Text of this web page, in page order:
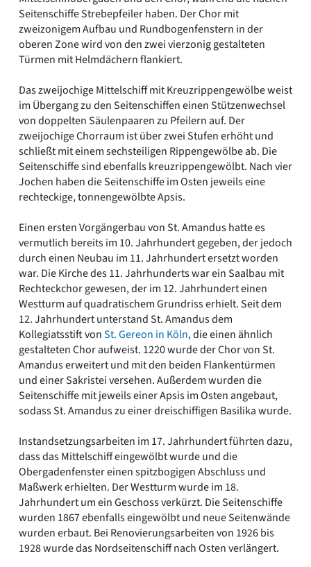
Seitenschiffe Strebepfeiler haben. Der Chor mit
zweizonigem Aufbau und Rundbogenfenstern in der
oberen Zone wird von den zwei vierzonig gestalteten
Türmen mit Helmdächern flankiert.
Das zweijochige Mittelschiff mit Kreuzrippengewölbe weist
im Übergang zu den Seitenschiffen einen Stützenwechsel
von doppelten Säulenpaaren zu Pfeilern auf. Der
zweijochige Chorraum ist über zwei Stufen erhöht und
schließt mit einem sechsteiligen Rippengewölbe ab. Die
Seitenschiffe sind ebenfalls kreuzrippengewölbt. Nach vier
Jochen haben die Seitenschiffe im Osten jeweils eine
rechteckige, tonnengewölbte Apsis.
Einen ersten Vorgängerbau von St. Amandus hatte es
vermutlich bereits im 10. Jahrhundert gegeben, der jedoch
durch einen Neubau im 11. Jahrhundert ersetzt worden
war. Die Kirche des 11. Jahrhunderts war ein Saalbau mit
Rechteckchor gewesen, der im 12. Jahrhundert einen
Westturm auf quadratischem Grundriss erhielt. Seit dem
12. Jahrhundert unterstand St. Amandus dem
Kollegiatsstift vonSt. Gereon in Köln, die einen ähnlich
gestalteten Chor aufweist. 1220 wurde der Chor von St.
Amandus erweitert und mit den beiden Flankentürmen
und einer Sakristei versehen. Außerdem wurden die
Seitenschiffe mit jeweils einer Apsis im Osten angebaut,
sodass St. Amandus zu einer dreischiffigen Basilika wurde.
Instandsetzungsarbeiten im 17. Jahrhundert führten dazu,
dass das Mittelschiff eingewölbt wurde und die
Obergadenfenster einen spitzbogigen Abschluss und
Maßwerk erhielten. Der Westturm wurde im 18.
Jahrhundert um ein Geschoss verkürzt. Die Seitenschiffe
wurden 1867 ebenfalls eingewölbt und neue Seitenwände
wurden erbaut. Bei Renovierungsarbeiten von 1926 bis
1928 wurde das Nordseitenschiff nach Osten verlängert.